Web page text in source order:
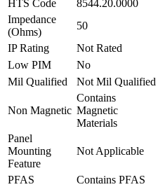
HTS Code
8544.20.0000
Impedance
(Ohms)
50
IP Rating
Not Rated
Low PIM
No
Mil Qualified
Not Mil Qualified
Non Magnetic
Contains
Magnetic
Materials
Panel
Mounting
Feature
Not Applicable
PFAS
Contains PFAS